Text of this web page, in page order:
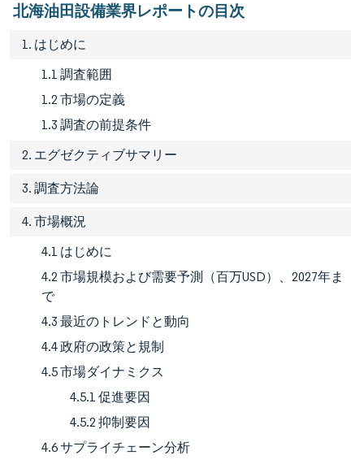
北海油田設備業界レポートの目次
1. はじめに
1.1 調査範囲
1.2 市場の定義
1.3 調査の前提条件
2. エグゼクティブサマリー
3. 調査方法論
4. 市場概況
4.1 はじめに
4.2 市場規模および需要予測（百万USD）、2027年ま
で
4.3 最近のトレンドと動向
4.4 政府の政策と規制
4.5 市場ダイナミクス
4.5.1 促進要因
4.5.2 抑制要因
4.6 サプライチェーン分析